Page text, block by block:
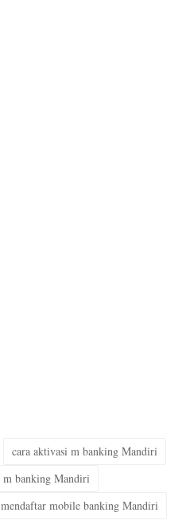
cara aktivasi m banking Mandiri
m banking Mandiri
mendaftar mobile banking Mandiri